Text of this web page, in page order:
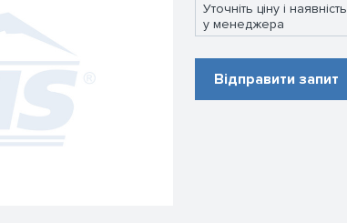
Уточніть ціну і наявність
у менеджера
Відправити запит